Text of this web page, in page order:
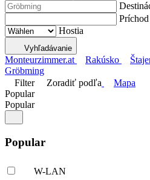
Hostia
Vyhľadávanie
Monteurzimmer.at Rakúsko
Gröbming
Filter
Zoradiť podľa
Mapa
Popular
Popular
Popular
W-LAN